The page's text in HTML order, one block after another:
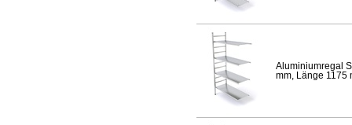
Aluminiumregal
mm, Länge 1175